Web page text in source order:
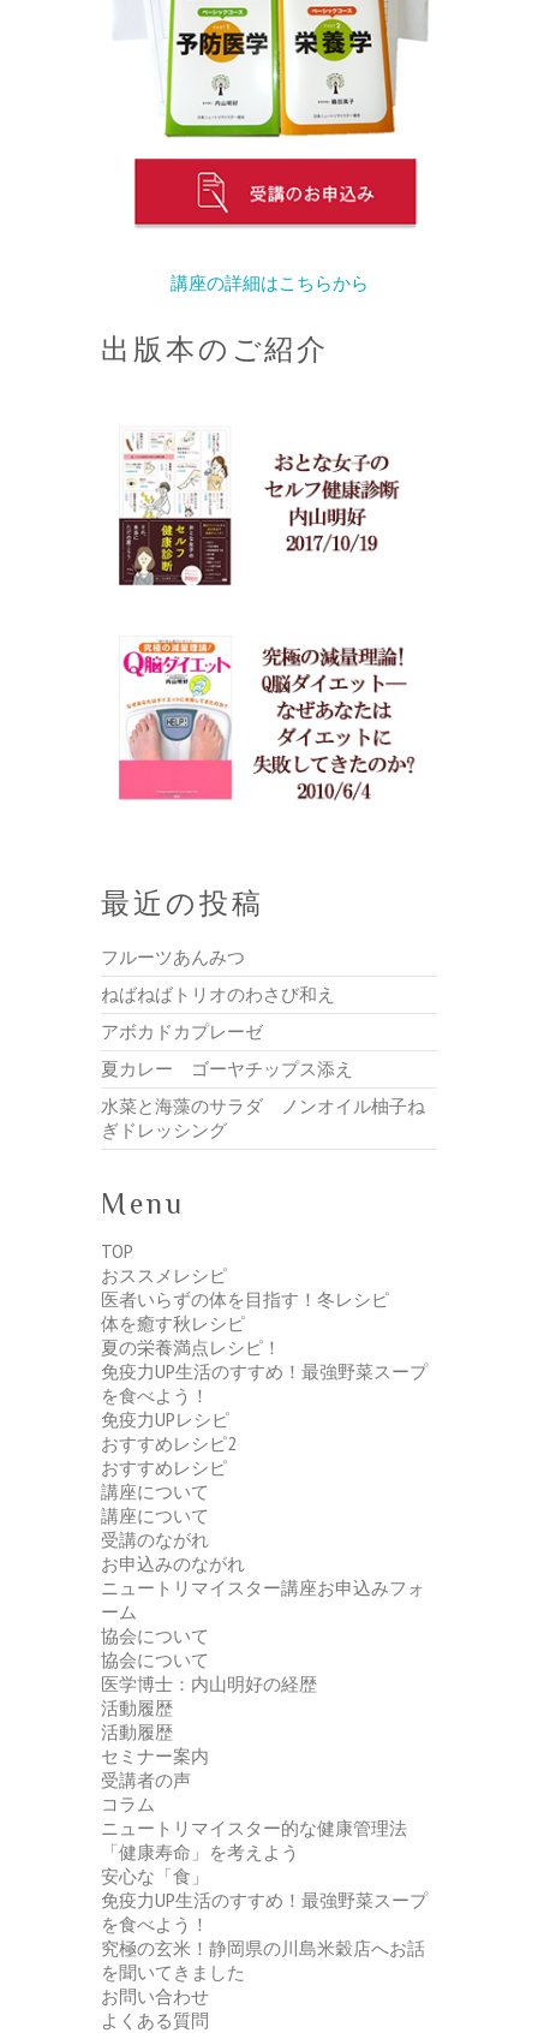
講座の詳細はこちらから
出版本のご紹介
最近の投稿
フルーツあんみつ
ねばねばトリオのわさび和え
アボカドカプレーゼ
夏カレー ゴーヤチップス添え
水菜と海藻のサラダ ノンオイル柚子ね
ぎドレッシング
Menu
TOP
おススメレシピ
医者いらずの体を目指す！冬レシピ
体を癒す秋レシピ
夏の栄養満点レシピ！
免疫力UP生活のすすめ！最強野菜スープ
を食べよう！
免疫力UPレシピ
おすすめレシピ2
おすすめレシピ
講座について
講座について
受講のながれ
お申込みのながれ
ニュートリマイスター講座お申込みフォ
ーム
協会について
協会について
医学博士：内山明好の経歴
活動履歴
活動履歴
セミナー案内
受講者の声
コラム
ニュートリマイスター的な健康管理法
「健康寿命」を考えよう
安心な「食」
免疫力UP生活のすすめ！最強野菜スープ
を食べよう！
究極の玄米！静岡県の川島米穀店へお話
を聞いてきました
お問い合わせ
よくある質問